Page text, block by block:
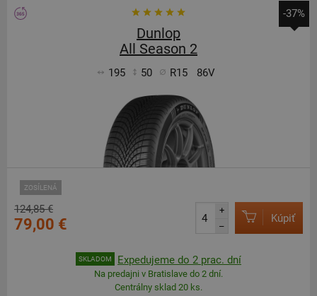
-37%
Dunlop
All Season 2
195 50 R15 86V
ZOSÍLENÁ
124,85 €
79,00 €
+
–
Kúpiť
SKLADOM Expedujeme do 2 prac. dní
Na predajni v Bratislave do 2 dní.
Centrálny sklad 20 ks.